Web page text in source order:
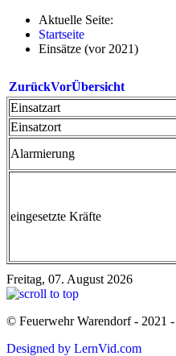
Aktuelle Seite:
Startseite
Einsätze (vor 2021)
ZurückVorÜbersicht
Einsatzart
Einsatzort
Alarmierung
eingesetzte Kräfte
Freitag, 07. August 2026
© Feuerwehr Warendorf - 2021 -
Designed by LernVid.com